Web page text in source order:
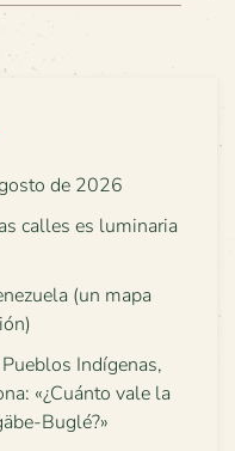
de 2026
calles es luminaria
(un mapa
Indígenas,
«¿Cuánto vale la
Buglé?»